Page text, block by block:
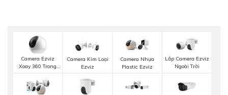
Camera Ezviz
Xoay 360 Trong
Camera Kim Loại
Ezviz
Camera Nhựa
Plastic Ezviz
Lắp Camera Ezviz
Ngoài Trời